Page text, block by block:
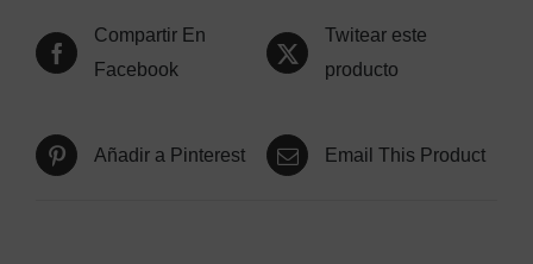
Compartir En
Facebook
Twitear este
producto
Añadir a Pinterest Email This Product